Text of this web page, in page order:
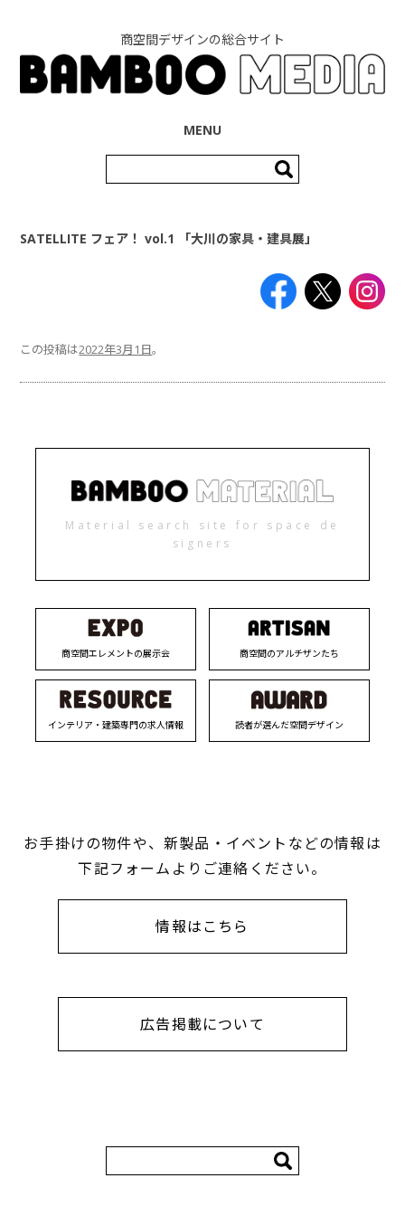
商空間デザインの総合サイト
MENU
索:
SATELLITE フェア！ vol.1 「大川の家具・建具展」
この投稿は2022年3月1日。
Material search site for space de
signers
商空間エレメントの展示会 商空間のアルチザンたち
インテリア・建築専門の求人情報 読者が選んだ空間デザイン
お手掛けの物件や、新製品・イベントなどの情報は
下記フォームよりご連絡ください。
情報はこちら
広告掲載について
索: